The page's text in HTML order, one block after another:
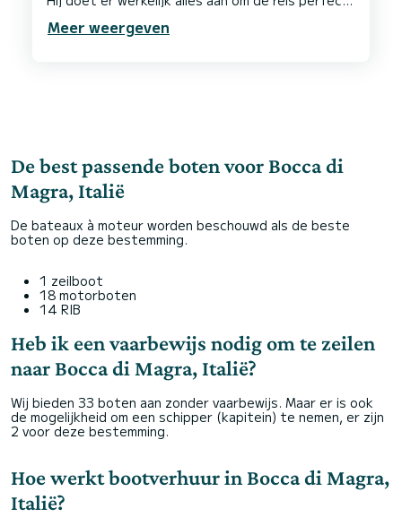
gezelschap van 10 volwassenen en iedereen kan
ergens op de boot ontspannen.
Meer weergeven
De best passende boten voor Bocca di
Magra, Italië
De bateaux à moteur worden beschouwd als de beste
boten op deze bestemming.
1 zeilboot
18 motorboten
14 RIB
Heb ik een vaarbewijs nodig om te zeilen
naar Bocca di Magra, Italië?
Wij bieden 33 boten aan zonder vaarbewijs. Maar er is ook
de mogelijkheid om een schipper (kapitein) te nemen, er zijn
2 voor deze bestemming.
Hoe werkt bootverhuur in Bocca di Magra,
Italië?